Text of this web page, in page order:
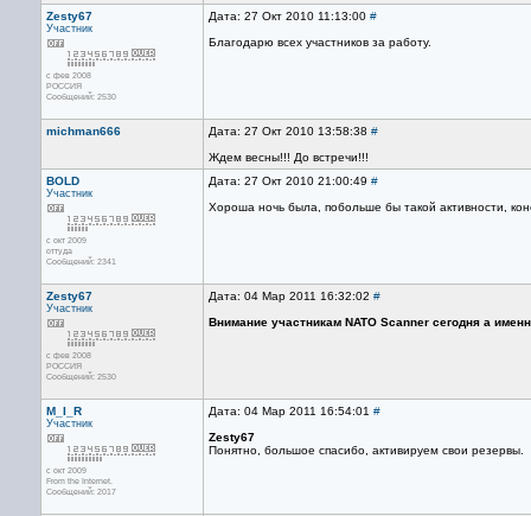
Zesty67
Участник
с фев 2008
РОССИЯ
Сообщений: 2530
Дата: 27 Окт 2010 11:13:00 #
Благодарю всех участников за работу.
michman666 Дата: 27 Окт 2010 13:58:38 #
Ждем весны!!! До встречи!!!
BOLD
Участник
с окт 2009
оттуда
Сообщений: 2341
Дата: 27 Окт 2010 21:00:49 #
Хороша ночь была, побольше бы такой активности,
Zesty67
Участник
с фев 2008
РОССИЯ
Сообщений: 2530
Дата: 04 Мар 2011 16:32:02 #
Внимание участникам NATO Scanner сегодня а
M_I_R
Участник
с окт 2009
From the Internet.
Сообщений: 2017
Дата: 04 Мар 2011 16:54:01 #
Zesty67
Понятно, большое спасибо, активируем свои резервы.